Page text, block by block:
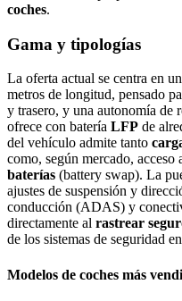
coches.
Gama y tipologías
La oferta actual se centra en un
metros de longitud, pensado
y trasero, y una autonomía de
ofrece con batería LFP de
del vehículo admite tanto
como, según mercado, acceso
baterías (battery swap). La
ajustes de suspensión y
conducción (ADAS) y
directamente al rastrear
de los sistemas de seguridad
Modelos de coches más